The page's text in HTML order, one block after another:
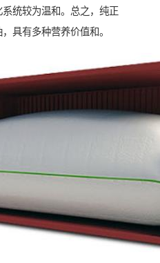
统较为温和。总之，纯正
具有多种营养价值和。